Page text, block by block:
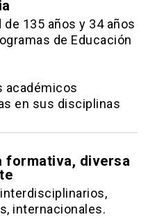
de 135 años y 34 años
de Educación
académicos
en sus disciplinas
formativa, diversa
internacionales.